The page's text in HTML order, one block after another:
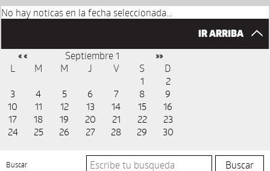
No hay noticas en la fecha seleccionada...
IR ARRIBA
« « Septiembre 1 »»
L M M J V S
D
1
2
3
4 5 6 7 8
9
10
11 12 13 14 15
16
17
18 19 20 21 22
23
24
25 26 27 28 29 30
Buscar